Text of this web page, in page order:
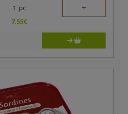
1 pc +
7.55€